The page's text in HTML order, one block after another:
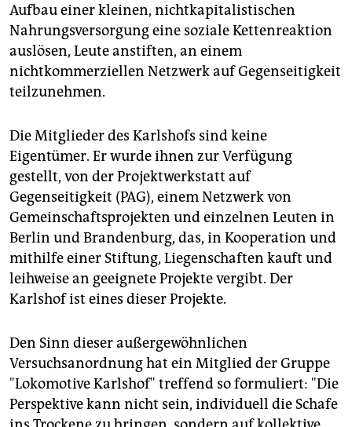
Aufbau einer kleinen, nichtkapitalistischen
Nahrungsversorgung eine soziale Kettenreaktion
auslösen, Leute anstiften, an einem
nichtkommerziellen Netzwerk auf Gegenseitigkeit
teilzunehmen.
Die Mitglieder des Karlshofs sind keine
Eigentümer. Er wurde ihnen zur Verfügung
gestellt, von der Projektwerkstatt auf
Gegenseitigkeit (PAG), einem Netzwerk von
Gemeinschaftsprojekten und einzelnen Leuten in
Berlin und Brandenburg, das, in Kooperation und
mithilfe einer Stiftung, Liegenschaften kauft und
leihweise an geeignete Projekte vergibt. Der
Karlshof ist eines dieser Projekte.
Den Sinn dieser außergewöhnlichen
Versuchsanordnung hat ein Mitglied der Gruppe
"Lokomotive Karlshof" treffend so formuliert: "Die
Perspektive kann nicht sein, individuell die Schafe